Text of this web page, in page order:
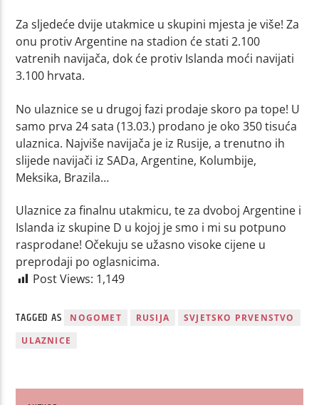
Za sljedeće dvije utakmice u skupini mjesta je više! Za
onu protiv Argentine na stadion će stati 2.100
vatrenih navijača, dok će protiv Islanda moći navijati
3.100 hrvata.
No ulaznice se u drugoj fazi prodaje skoro pa tope! U
samo prva 24 sata (13.03.) prodano je oko 350 tisuća
ulaznica. Najviše navijača je iz Rusije, a trenutno ih
slijede navijači iz SADa, Argentine, Kolumbije,
Meksika, Brazila…
Ulaznice za finalnu utakmicu, te za dvoboj Argentine i
Islanda iz skupine D u kojoj je smo i mi su potpuno
rasprodane! Očekuju se užasno visoke cijene u
preprodaji po oglasnicima.
Post Views: 1,149
TAGGED AS NOGOMET RUSIJA
SVJETSKO PRVENSTVO
ULAZNICE